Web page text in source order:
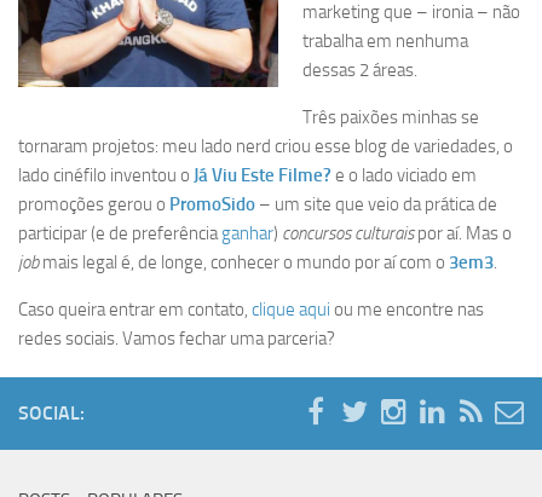
marketing que – ironia – não
trabalha em nenhuma
dessas 2 áreas.
Três paixões minhas se
tornaram projetos: meu lado nerd criou esse blog de variedades, o
lado cinéfilo inventou o Já Viu Este Filme? e o lado viciado em
promoções gerou o PromoSido – um site que veio da prática de
participar (e de preferênciaganhar) concursos culturaispor aí. Mas o
jobmais legal é, de longe, conhecer o mundo por aí com o 3em3.
Caso queira entrar em contato, clique aqui ou me encontre nas
redes sociais. Vamos fechar uma parceria?
SOCIAL: